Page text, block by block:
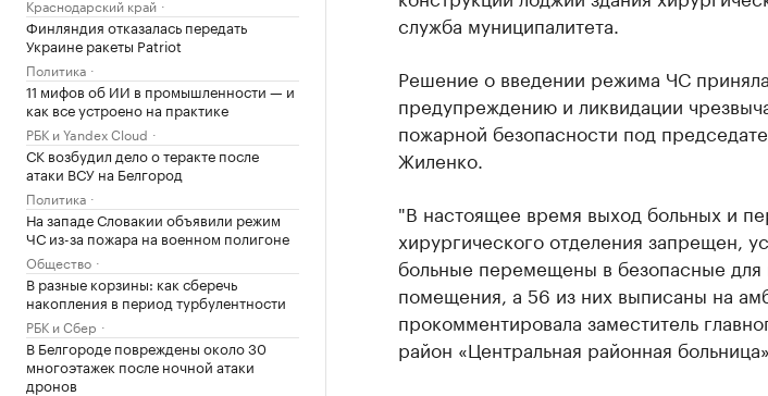
Краснодарский край
Финляндия отказалась передать
Украине ракеты Patriot
Политика
11 мифов об ИИ в промышленности — и
как все устроено на практике
РБК и Yandex Cloud
СК возбудил дело о теракте после
атаки ВСУ на Белгород
Политика
На западе Словакии объявили режим
ЧС из-за пожара на военном полигоне
Общество
В разные корзины: как сберечь
накопления в период турбулентности
РБК и Сбер
В Белгороде повреждены около 30
многоэтажек после ночной атаки
дронов
служба муниципалитета.
Решение о введении режима ЧС
предупреждению и ликвидации
пожарной безопасности под
Жиленко.
"В настоящее время выход больных и
хирургического отделения запрещен,
больные перемещены в безопасные для
помещения, а 56 из них выписаны на
прокомментировала заместитель
район «Центральная районная